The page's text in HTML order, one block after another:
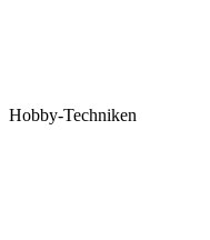
Hobby-Techniken